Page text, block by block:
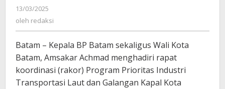
Laut
dan
Galangan
13/03/2025
redaksi
oleh redaksi
Batam – Kepala BP Batam sekaligus Wali Kota
Batam, Amsakar Achmad menghadiri rapat
koordinasi (rakor) Program Prioritas Industri
Transportasi Laut dan Galangan Kapal Kota